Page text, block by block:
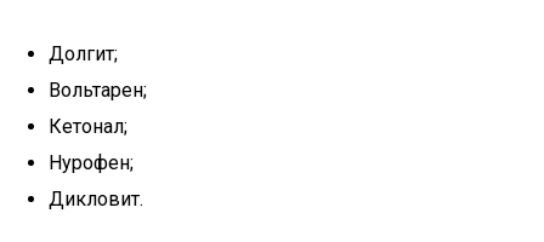
Долгит;
Вольтарен;
Кетонал;
Нурофен;
Дикловит.